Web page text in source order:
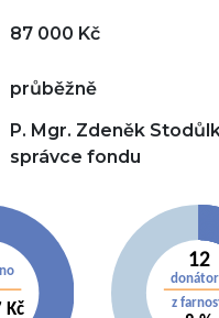
87 000 Kč
průběžně
P. Mgr. Zdeněk
správce fondu